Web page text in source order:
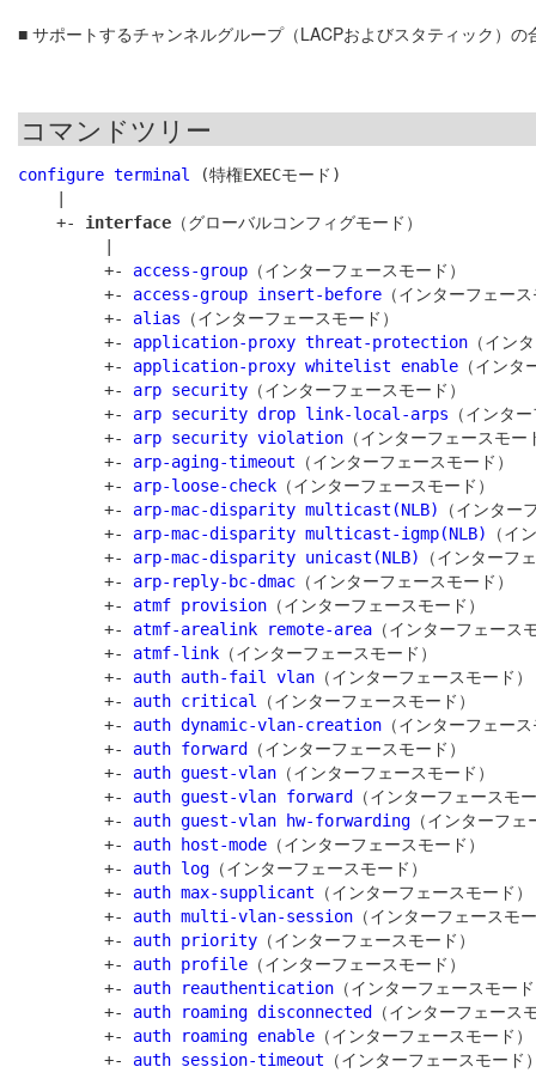
■ サポートするチャンネルグループ（LACPおよびスタティック）
コマンドツリー
configure terminal
(特権EXECモード)
    +-
interface （グローバルコンフィグモード）
         +-
access-group （インターフェースモード）
         +-
access-group insert-before （インターフェー
         +-
alias （インターフェースモード）
         +-
application-proxy threat-protection （イン
         +-
application-proxy whitelist enable （イン
         +-
arp security （インターフェースモード）
         +-
arp security drop link-local-arps （インタ
         +-
arp security violation （インターフェースモー
         +-
arp-aging-timeout （インターフェースモード）
         +-
arp-loose-check （インターフェースモード）
         +-
arp-mac-disparity multicast(NLB)
（インター
         +-
arp-mac-disparity multicast-igmp(NLB)
（イ
         +-
arp-mac-disparity unicast(NLB)
（インターフ
         +-
arp-reply-bc-dmac （インターフェースモード）
         +-
atmf provision （インターフェースモード）
         +-
atmf-arealink remote-area （インターフェース
         +-
atmf-link （インターフェースモード）
         +-
auth auth-fail vlan （インターフェースモード）
         +-
auth critical
（インターフェースモード）
         +-
auth dynamic-vlan-creation （インターフェー
         +-
auth forward
（インターフェースモード）
         +-
auth guest-vlan （インターフェースモード）
         +-
auth guest-vlan forward
（インターフェースモ
         +-
auth guest-vlan hw-forwarding （インターフ
         +-
auth host-mode （インターフェースモード）
         +-
auth log （インターフェースモード）
         +-
auth max-supplicant （インターフェースモード）
         +-
auth multi-vlan-session （インターフェースモ
         +-
auth priority （インターフェースモード）
         +-
auth profile （インターフェースモード）
         +-
auth reauthentication （インターフェースモー
         +-
auth roaming disconnected
（インターフェース
         +-
auth roaming enable （インターフェースモード）
         +-
auth session-timeout （インターフェースモード